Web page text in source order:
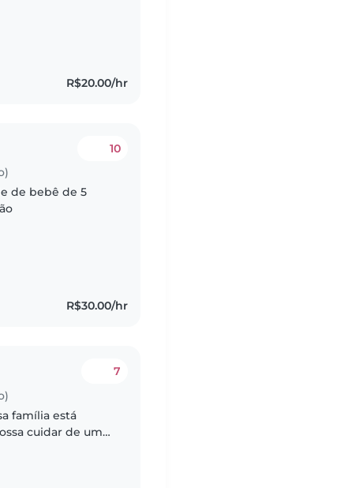
R$20.00/hr
10
de bebê de 5
R$30.00/hr
7
cuidar de um